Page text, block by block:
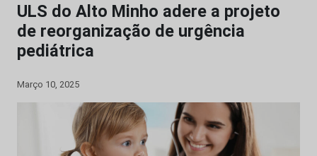
ULS do Alto Minho adere a projeto
de reorganização de urgência
pediátrica
Março 10, 2025